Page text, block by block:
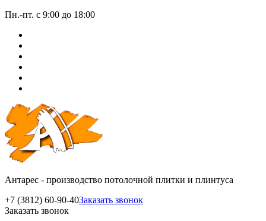
Пн.-пт. с 9:00 до 18:00
Антарес - производство потолочной плитки и плинтуса
+7 (3812) 60-90-40Заказать звонок
Заказать звонок